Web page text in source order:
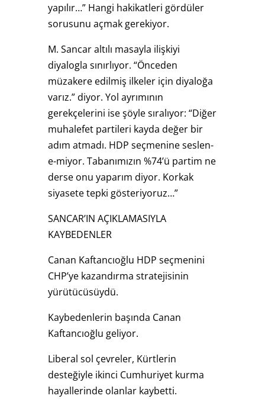
yapılır…” Hangi hakikatleri gördüler
sorusunu açmak gerekiyor.
M. Sancar altılı masayla ilişkiyi
diyalogla sınırlıyor. “Önceden
müzakere edilmiş ilkeler için diyaloğa
varız.” diyor. Yol ayrımının
gerekçelerini ise şöyle sıralıyor: “Diğer
muhalefet partileri kayda değer bir
adım atmadı. HDP seçmenine seslen-
e-miyor. Tabanımızın %74’ü partim ne
derse onu yaparım diyor. Korkak
siyasete tepki gösteriyoruz…”
SANCAR’IN AÇIKLAMASIYLA
KAYBEDENLER
Canan Kaftancıoğlu HDP seçmenini
CHP’ye kazandırma stratejisinin
yürütücüsüydü.
Kaybedenlerin başında Canan
Kaftancıoğlu geliyor.
Liberal sol çevreler, Kürtlerin
desteğiyle ikinci Cumhuriyet kurma
hayallerinde olanlar kaybetti.